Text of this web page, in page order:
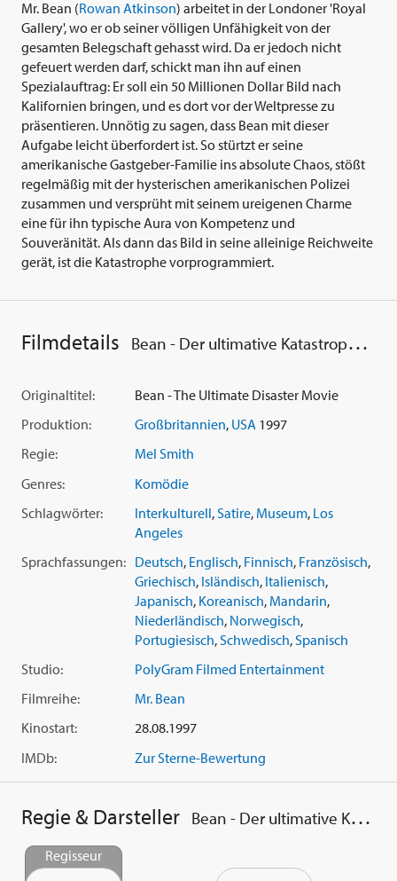
Mr. Bean (Rowan Atkinson) arbeitet in der Londoner 'Royal
Gallery', wo er ob seiner völligen Unfähigkeit von der
gesamten Belegschaft gehasst wird. Da er jedoch nicht
gefeuert werden darf, schickt man ihn auf einen
Spezialauftrag: Er soll ein 50 Millionen Dollar Bild nach
Kalifornien bringen, und es dort vor der Weltpresse zu
präsentieren. Unnötig zu sagen, dass Bean mit dieser
Aufgabe leicht überfordert ist. So stürtzt er seine
amerikanische Gastgeber-Familie ins absolute Chaos, stößt
regelmäßig mit der hysterischen amerikanischen Polizei
zusammen und versprüht mit seinem ureigenen Charme
eine für ihn typische Aura von Kompetenz und
Souveränität. Als dann das Bild in seine alleinige Reichweite
gerät, ist die Katastrophe vorprogrammiert.
Filmdetails Bean - Der ultimative Katastrophenfilm
Originaltitel:
Bean - The Ultimate Disaster Movie
Produktion:
Großbritannien, USA 1997
Regie:
Mel Smith
Genres:
Komödie
Schlagwörter:
Interkulturell, Satire, Museum, Los
Angeles
Sprachfassungen: Deutsch, Englisch, Finnisch, Französisch,
Griechisch, Isländisch, Italienisch,
Japanisch, Koreanisch, Mandarin,
Niederländisch, Norwegisch,
Portugiesisch, Schwedisch, Spanisch
Studio:
PolyGram Filmed Entertainment
Filmreihe:
Mr. Bean
Kinostart:
28.08.1997
IMDb:
Zur Sterne-Bewertung
Regie & Darsteller Bean - Der ultimative Katastrophenfilm
Regisseur